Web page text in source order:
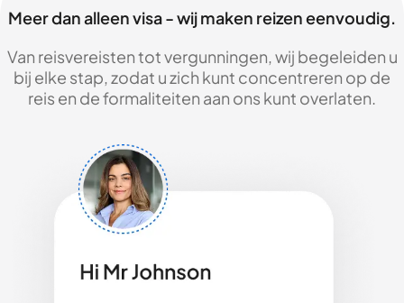
Meer dan alleen visa - wij maken reizen eenvoudig.
Van reisvereisten tot vergunningen, wij begeleiden u
bij elke stap, zodat u zich kunt concentreren op de
reis en de formaliteiten aan ons kunt overlaten.